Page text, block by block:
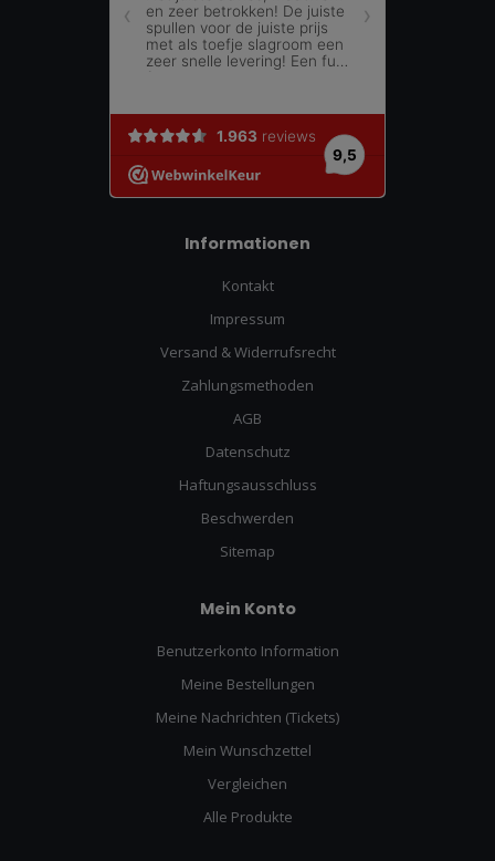
Informationen
Kontakt
Impressum
Versand & Widerrufsrecht
Zahlungsmethoden
AGB
Datenschutz
Haftungsausschluss
Beschwerden
Sitemap
Mein Konto
Benutzerkonto Information
Meine Bestellungen
Meine Nachrichten (Tickets)
Mein Wunschzettel
Vergleichen
Alle Produkte